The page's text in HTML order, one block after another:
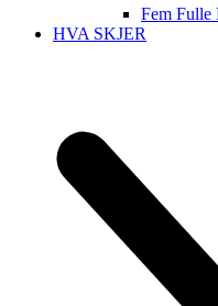
Fem Fulle
HVA SKJER